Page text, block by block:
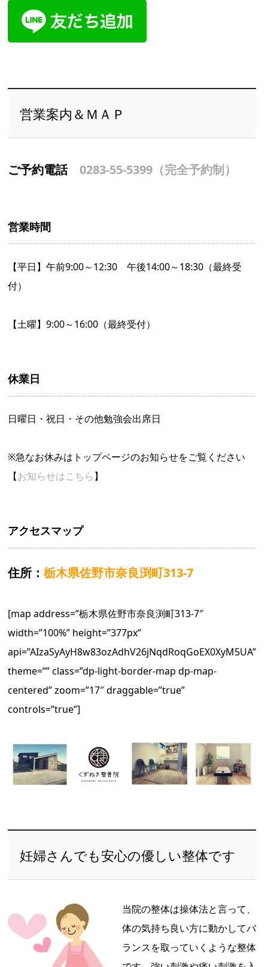
営業案内＆ＭＡＰ
ご予約電話 0283-55-5399（完全予約制）
営業時間
【平日】午前9:00～12:30 午後14:00～18:30（最終受
付）
【土曜】9:00～16:00（最終受付）
休業日
日曜日・祝日・その他勉強会出席日
※急なお休みはトップページのお知らせをご覧ください
【お知らせはこちら】
アクセスマップ
住所： 栃木県佐野市奈良渕町313-7
[map address=”栃木県佐野市奈良渕町313-7″
width=”100%” height=”377px”
api=”AIzaSyAyH8w83ozAdhV26jNqdRoqGoEX0XyM5UA”
theme=”” class=”dp-light-border-map dp-map-
centered” zoom=”17″ draggable=”true”
controls=”true”]
妊婦さんでも安心の優しい整体です
当院の整体は操体法と言って、
体の気持ち良い方に動かしてバ
ランスを取っていくような整体